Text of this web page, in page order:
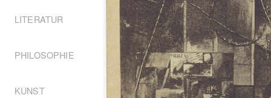
LITERATUR
PHILOSOPHIE
KUNST